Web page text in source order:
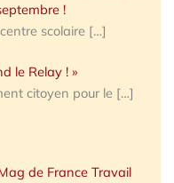
!
scolaire […]
le Relay ! »
citoyen pour le […]
de France Travail